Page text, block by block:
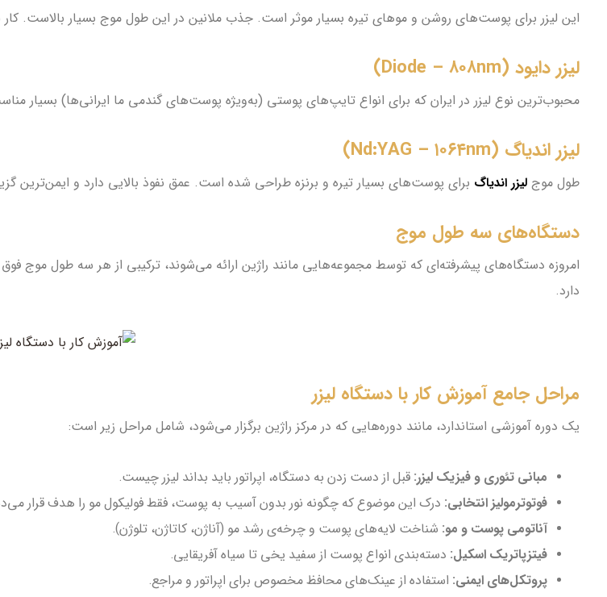
این لیزر برای پوست‌های روشن و موهای تیره بسیار موثر است. جذب ملانین در این طول موج بسیار بالاست. کار
لیزر دایود (Diode – ۸۰۸nm)
محبوب‌ترین نوع لیزر در ایران که برای انواع تایپ‌های پوستی (به‌ویژه پوست‌های گندمی ما ایرانی‌ها) بسیار
لیزر اندیاگ (Nd:YAG – ۱۰۶۴nm)
طول موج لیزر اندیاگ برای پوست‌های بسیار تیره و برنزه طراحی شده است. عمق نفوذ بالایی دارد و ایمن‌ترین گزینه
دستگاه‌های سه طول موج
امروزه دستگاه‌های پیشرفته‌ای که توسط مجموعه‌هایی مانند راژین ارائه می‌شوند، ترکیبی از هر سه طول موج
دارد.
مراحل جامع آموزش کار با دستگاه لیزر
یک دوره آموزشی استاندارد، مانند دوره‌هایی که در مرکز راژین برگزار می‌شود، شامل مراحل زیر است:
مبانی تئوری و فیزیک لیزر: قبل از دست زدن به دستگاه، اپراتور باید بداند لیزر چیست.
فوتوترمولیز انتخابی: درک این موضوع که چگونه نور بدون آسیب به پوست، فقط فولیکول مو را هدف قرار
آناتومی پوست و مو: شناخت لایه‌های پوست و چرخه‌ی رشد مو (آناژن، کاتاژن، تلوژن).
فیتزپاتریک اسکیل: دسته‌بندی انواع پوست از سفید یخی تا سیاه آفریقایی.
پروتکل‌های ایمنی: استفاده از عینک‌های محافظ مخصوص برای اپراتور و مراجع.